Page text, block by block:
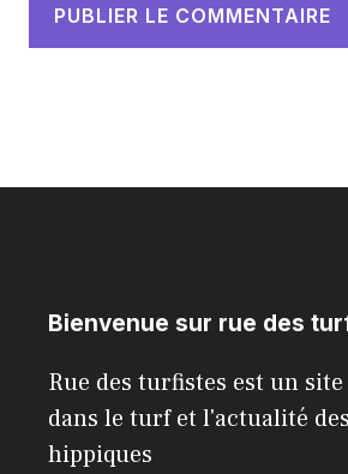
Bienvenue sur rue des
Rue des turfistes est un
dans le turf et l'actualité
hippiques